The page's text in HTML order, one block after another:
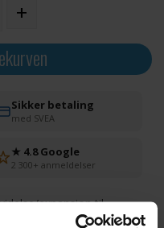
+
Sikker betaling
med SVEA
★ 4.8 Google
2 300+ anmeldelser
expansion til
en krystallsti og